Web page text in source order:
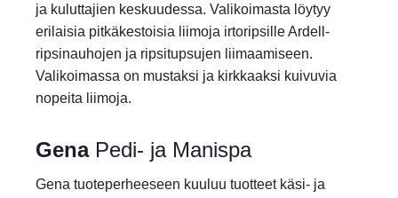
ja kuluttajien keskuudessa. Valikoimasta löytyy
erilaisia pitkäkestoisia liimoja irtoripsille Ardell-
ripsinauhojen ja ripsitupsujen liimaamiseen.
Valikoimassa on mustaksi ja kirkkaaksi kuivuvia
nopeita liimoja.
GenaPedi- ja Manispa
Gena tuoteperheeseen kuuluu tuotteet käsi- ja